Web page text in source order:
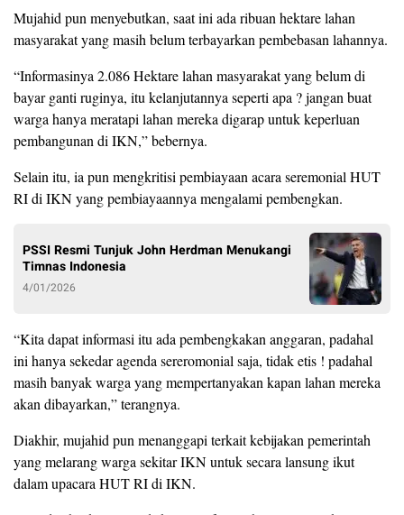
Mujahid pun menyebutkan, saat ini ada ribuan hektare lahan
masyarakat yang masih belum terbayarkan pembebasan lahannya.
“Informasinya 2.086 Hektare lahan masyarakat yang belum di
bayar ganti ruginya, itu kelanjutannya seperti apa ? jangan buat
warga hanya meratapi lahan mereka digarap untuk keperluan
pembangunan di IKN,” bebernya.
Selain itu, ia pun mengkritisi pembiayaan acara seremonial HUT
RI di IKN yang pembiayaannya mengalami pembengkan.
PSSI Resmi Tunjuk John Herdman Menukangi
Timnas Indonesia
4/01/2026
“Kita dapat informasi itu ada pembengkakan anggaran, padahal
ini hanya sekedar agenda sereromonial saja, tidak etis ! padahal
masih banyak warga yang mempertanyakan kapan lahan mereka
akan dibayarkan,” terangnya.
Diakhir, mujahid pun menanggapi terkait kebijakan pemerintah
yang melarang warga sekitar IKN untuk secara lansung ikut
dalam upacara HUT RI di IKN.